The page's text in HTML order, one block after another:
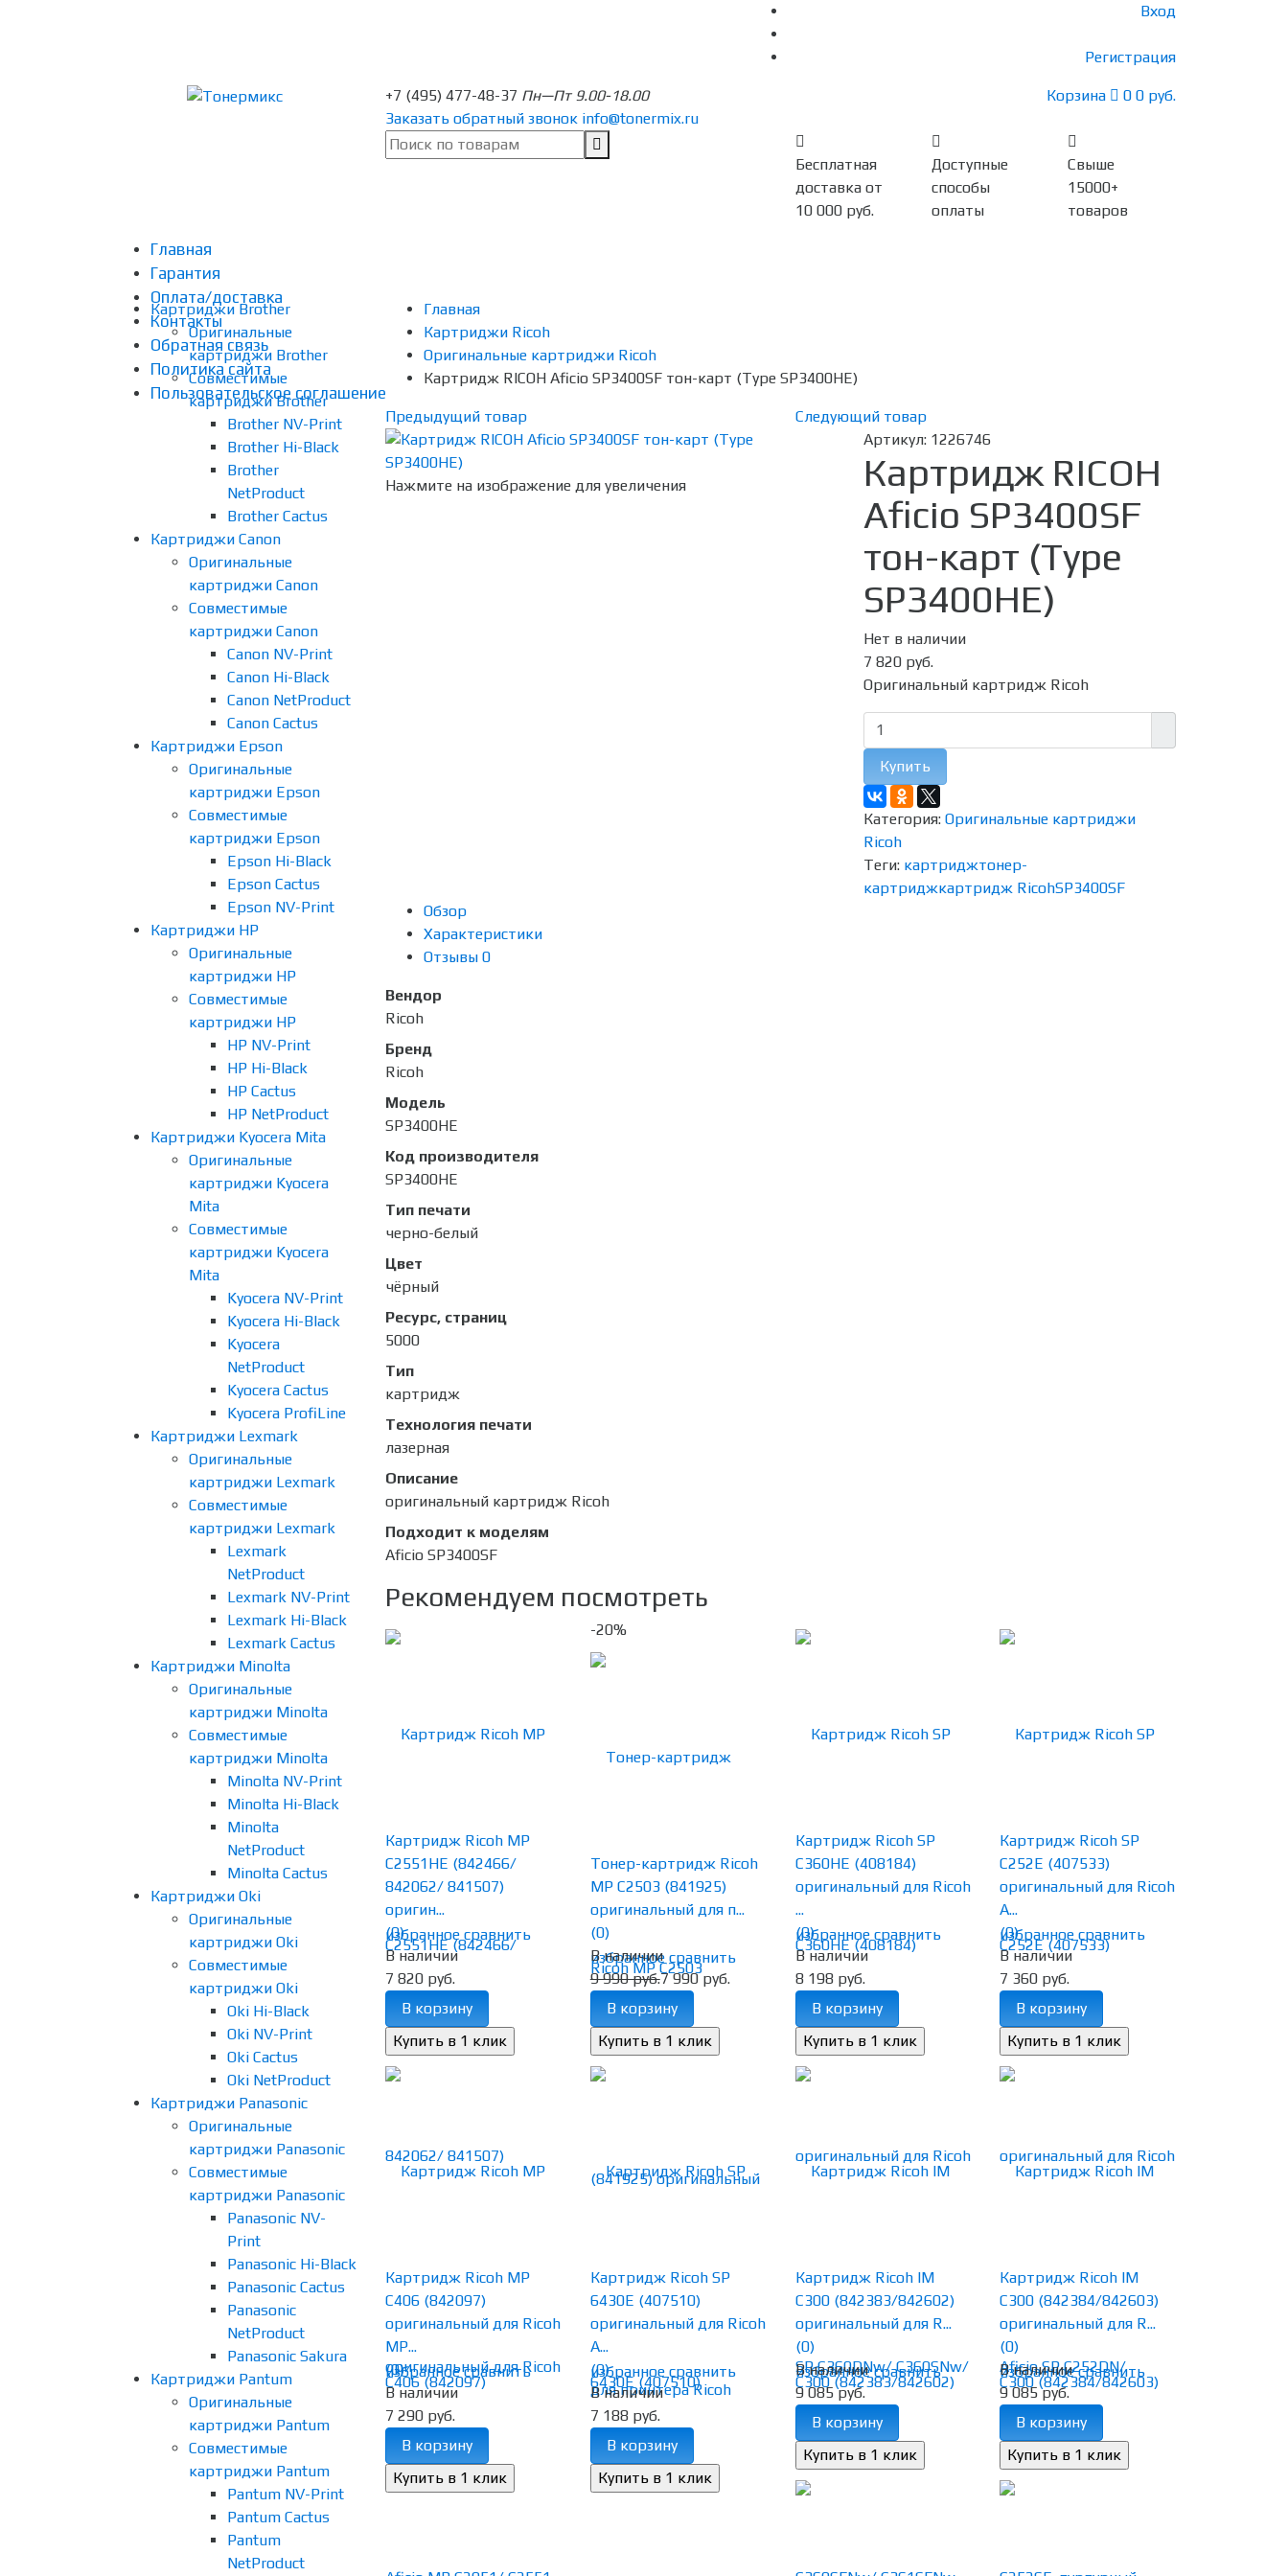
Вход
Регистрация
+7 (495) 477-48-37 Пн—Пт 9.00-18.00
Заказать обратный звонок info@tonermix.ru
Корзина 0 0 руб.
Бесплатная
доставка от
10 000 руб.
Доступные
способы
оплаты
Свыше
15000+
товаров
Главная
Гарантия
Оплата/доставка
Контакты
Обратная связь
Политика сайта
Пользовательское соглашение
Картриджи Brother
Оригинальные
картриджи Brother
Совместимые
картриджи Brother
Brother NV-Print
Brother Hi-Black
Brother
NetProduct
Brother Cactus
Картриджи Canon
Оригинальные
картриджи Canon
Совместимые
картриджи Canon
Canon NV-Print
Canon Hi-Black
Canon NetProduct
Canon Cactus
Картриджи Epson
Оригинальные
картриджи Epson
Совместимые
картриджи Epson
Epson Hi-Black
Epson Cactus
Epson NV-Print
Картриджи HP
Оригинальные
картриджи HP
Совместимые
картриджи HP
HP NV-Print
HP Hi-Black
HP Cactus
HP NetProduct
Картриджи Kyocera Mita
Оригинальные
картриджи Kyocera
Mita
Совместимые
картриджи Kyocera
Mita
Kyocera NV-Print
Kyocera Hi-Black
Kyocera
NetProduct
Kyocera Cactus
Kyocera ProfiLine
Картриджи Lexmark
Оригинальные
картриджи Lexmark
Совместимые
картриджи Lexmark
Lexmark
NetProduct
Lexmark NV-Print
Lexmark Hi-Black
Lexmark Cactus
Картриджи Minolta
Оригинальные
картриджи Minolta
Совместимые
картриджи Minolta
Minolta NV-Print
Minolta Hi-Black
Minolta
NetProduct
Minolta Cactus
Картриджи Oki
Оригинальные
картриджи Oki
Совместимые
картриджи Oki
Oki Hi-Black
Oki NV-Print
Oki Cactus
Oki NetProduct
Картриджи Panasonic
Оригинальные
картриджи Panasonic
Совместимые
картриджи Panasonic
Panasonic NV-
Print
Panasonic Hi-Black
Panasonic Cactus
Panasonic
NetProduct
Panasonic Sakura
Картриджи Pantum
Оригинальные
картриджи Pantum
Совместимые
картриджи Pantum
Pantum NV-Print
Pantum Cactus
Pantum
NetProduct
Главная
Картриджи Ricoh
Оригинальные картриджи Ricoh
Картридж RICOH Aficio SP3400SF тон-карт (Type SP3400HE)
Предыдущий товар Следующий товар
Нажмите на изображение для увеличения
Артикул: 1226746
Картридж RICOH
Aficio SP3400SF
тон-карт (Type
SP3400HE)
Нет в наличии
7 820 руб.
Оригинальный картридж Ricoh
Купить
Категория: Оригинальные картриджи
Ricoh
Теги: картриджтонер-
картриджкартридж RicohSP3400SF
Обзор
Характеристики
Отзывы 0
Вендор
Ricoh
Бренд
Ricoh
Модель
SP3400HE
Код производителя
SP3400HE
Тип печати
черно-белый
Цвет
чёрный
Ресурс, страниц
5000
Тип
картридж
Технология печати
лазерная
Описание
оригинальный картридж Ricoh
Подходит к моделям
Aficio SP3400SF
Рекомендуем посмотреть
избранное сравнить
Картридж Ricoh MP
C2551HE (842466/
842062/ 841507)
оригин...
(0)
В наличии
7 820 руб.
В корзину
-20%
избранное сравнить
Тонер-картридж Ricoh
MP C2503 (841925)
оригинальный для п...
(0)
В наличии
9 990 руб.7 990 руб.
В корзину
избранное сравнить
Картридж Ricoh SP
C360HE (408184)
оригинальный для Ricoh
...
(0)
В наличии
8 198 руб.
В корзину
избранное сравнить
Картридж Ricoh SP
C252E (407533)
оригинальный для Ricoh
A...
(0)
В наличии
7 360 руб.
В корзину
избранное сравнить
Картридж Ricoh MP
C406 (842097)
оригинальный для Ricoh
MP...
(0)
В наличии
7 290 руб.
В корзину
избранное сравнить
Картридж Ricoh SP
6430E (407510)
оригинальный для Ricoh
A...
(0)
В наличии
7 188 руб.
В корзину
избранное сравнить
Картридж Ricoh IM
C300 (842383/842602)
оригинальный для R...
(0)
В наличии
9 085 руб.
В корзину
избранное сравнить
Картридж Ricoh IM
C300 (842384/842603)
оригинальный для R...
(0)
В наличии
9 085 руб.
В корзину